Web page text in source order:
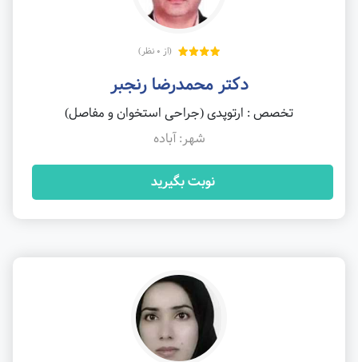
(از 0 نظر)
دکتر محمدرضا رنجبر
تخصص : ارتوپدی (جراحی استخوان و مفاصل)
شهر: آباده
نوبت بگیرید